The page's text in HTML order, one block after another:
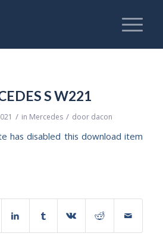
S W221
/ in Mercedes / door dacon
has disabled this download item